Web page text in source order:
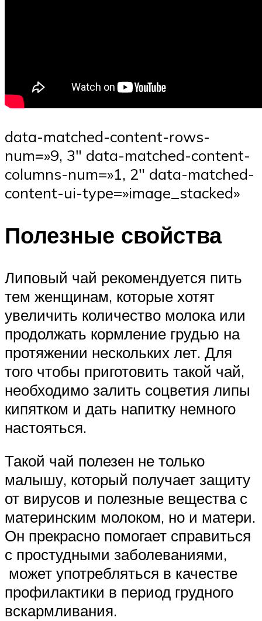
data-matched-content-rows-
num=»9, 3″ data-matched-content-
columns-num=»1, 2″ data-matched-
content-ui-type=»image_stacked»
Полезные свойства
Липовый чай рекомендуется пить
тем женщинам, которые хотят
увеличить количество молока или
продолжать кормление грудью на
протяжении нескольких лет. Для
того чтобы приготовить такой чай,
необходимо залить соцветия липы
кипятком и дать напитку немного
настояться.
Такой чай полезен не только
малышу, который получает защиту
от вирусов и полезные вещества с
материнским молоком, но и матери.
Он прекрасно помогает справиться
с простудными заболеваниями,
может употребляться в качестве
профилактики в период грудного
вскармливания.